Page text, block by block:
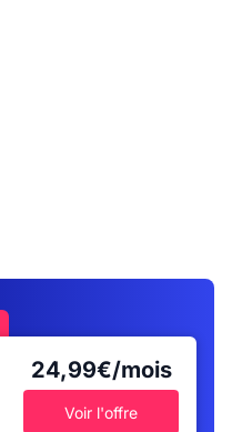
24,99€/mois
Voir l'offre